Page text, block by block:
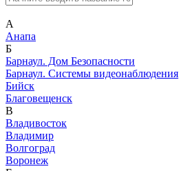
А
Анапа
Б
Барнаул. Дом Безопасности
Барнаул. Системы видеонаблюдения
Бийск
Благовещенск
В
Владивосток
Владимир
Волгоград
Воронеж